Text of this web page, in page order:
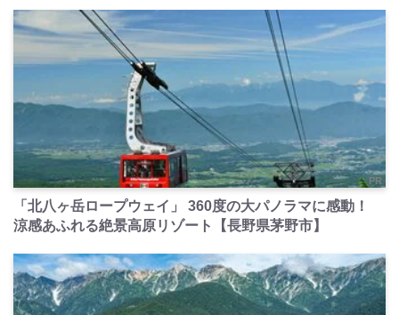
PR
「北八ヶ岳ロープウェイ」 360度の大パノラマに感動！
涼感あふれる絶景高原リゾート【長野県茅野市】